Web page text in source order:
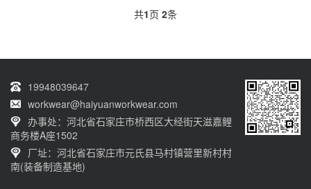
共1页 2条
19948039647
workwear@haiyuanworkwear.com
办事处：河北省石家庄市桥西区大经街天滋嘉鲤
商务楼A座1502
厂址：河北省石家庄市元氏县马村镇营里新村村
南(装备制造基地)